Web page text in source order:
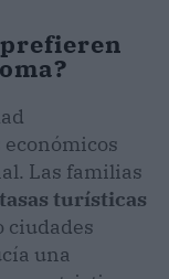
Las familias
tasas turísticas
ciudades
una